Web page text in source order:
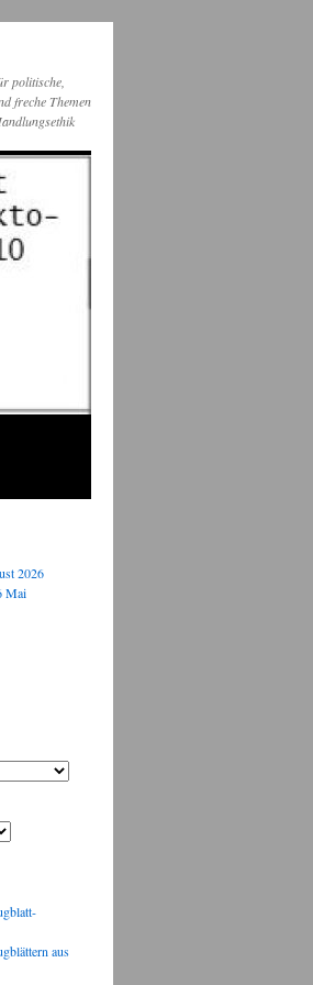
politische,
freche Themen
2026
Mai
aus